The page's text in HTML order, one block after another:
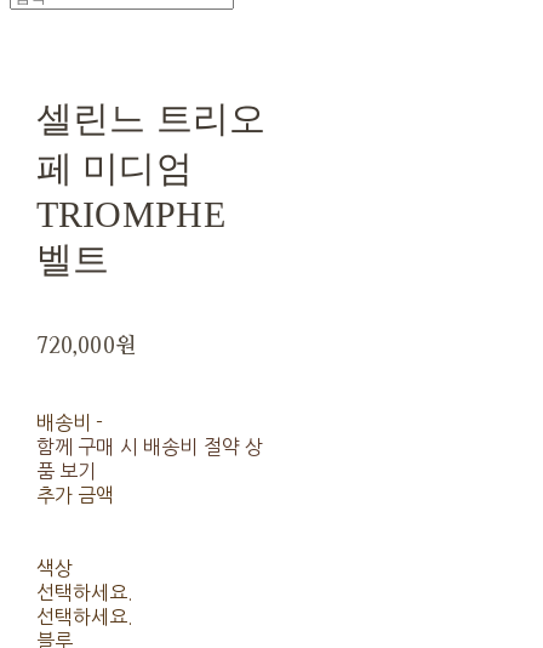
셀린느 트리오
페 미디엄
TRIOMPHE
벨트
720,000원
배송비 -
함께 구매 시 배송비 절약 상
품 보기
추가 금액
색상
선택하세요.
선택하세요.
블루